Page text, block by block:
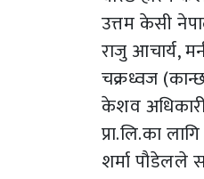
उत्तम केसी
राजु आचार्य,
चक्रध्वज
केशव अधिकारी
प्रा.लि.का
शर्मा पौडेलले